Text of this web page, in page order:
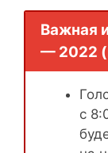
Важная
— 2022
с